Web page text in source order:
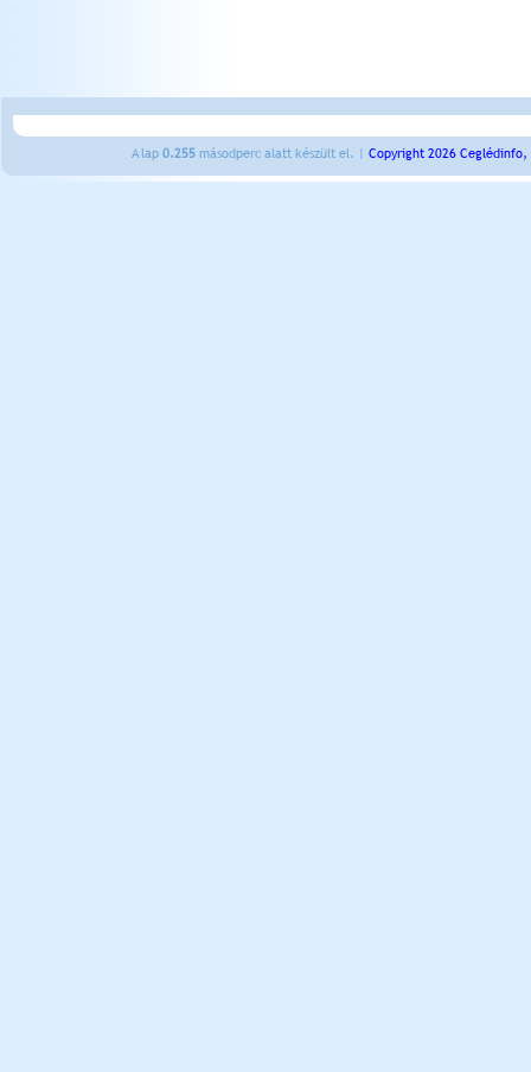
A lap 0.255 másodperc alatt készült el. | Copyright 2026